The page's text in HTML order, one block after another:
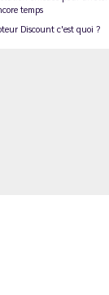
temps
Discount c'est quoi ?